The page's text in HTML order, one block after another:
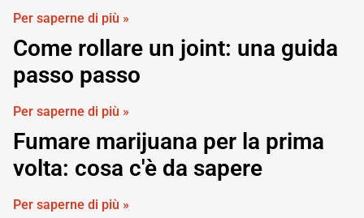
Per saperne di più »
Come rollare un joint: una guida
passo passo
Per saperne di più »
Fumare marijuana per la prima
volta: cosa c'è da sapere
Per saperne di più »